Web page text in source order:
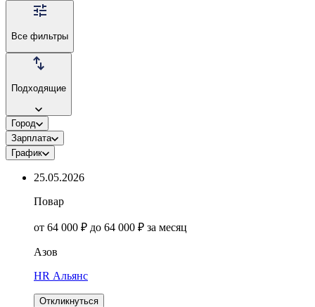
Все фильтры
Подходящие
Город
Зарплата
График
25.05.2026
Повар
от 64 000 ₽ до 64 000 ₽ за месяц
Азов
HR Альянс
Откликнуться